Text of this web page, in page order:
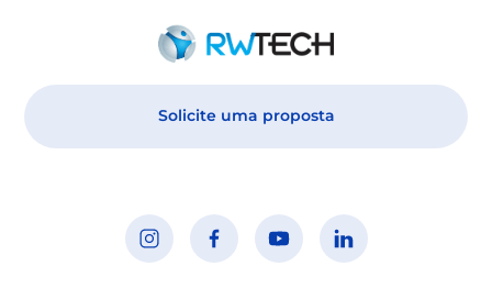
Solicite uma proposta